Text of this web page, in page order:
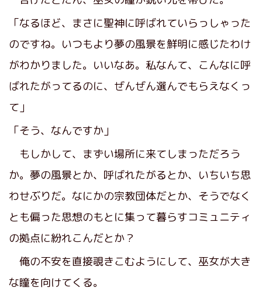
「なるほど、まさに聖神に呼ばれていらっしゃった
のですね。いつもより夢の風景を鮮明に感じたわけ
がわかりました。いいなあ。私なんて、こんなに呼
ばれたがってるのに、ぜんぜん選んでもらえなくっ
て」
「そう、なんですか」
もしかして、まずい場所に来てしまっただろう
か。夢の風景とか、呼ばれたがるとか、いちいち思
わせぶりだ。なにかの宗教団体だとか、そうでなく
とも偏った思想のもとに集って暮らすコミュニティ
の拠点に紛れこんだとか？
俺の不安を直接覗きこむようにして、巫女が大き
な瞳を向けてくる。